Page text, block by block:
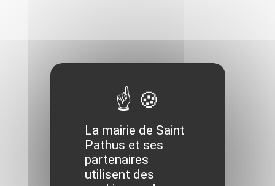
La mairie de Saint
Pathus et ses
partenaires
utilisent des